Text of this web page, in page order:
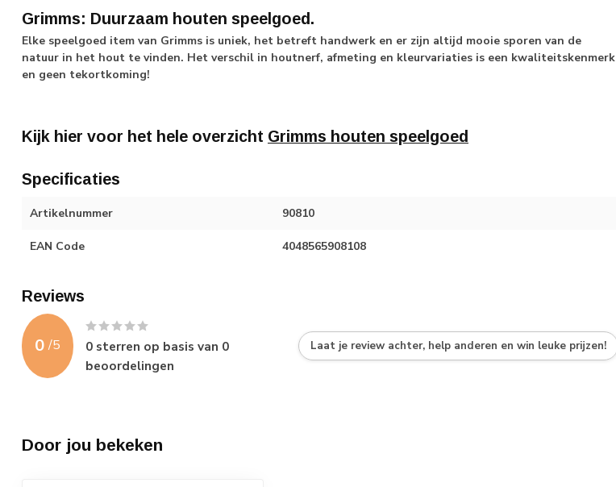
Grimms: Duurzaam houten speelgoed.
Elke speelgoed item van Grimms is uniek, het betreft handwerk en er zijn altijd mooie sporen van de
natuur in het hout te vinden. Het verschil in houtnerf, afmeting en kleurvariaties is een kwaliteitskenmerk
en geen tekortkoming!
Kijk hier voor het hele overzicht Grimms houten speelgoed
Specificaties
Artikelnummer 90810
EAN Code 4048565908108
Reviews
0 /5 0 sterren op basis van 0
beoordelingen
Laat je review achter, help anderen en win leuke prijzen!
Door jou bekeken